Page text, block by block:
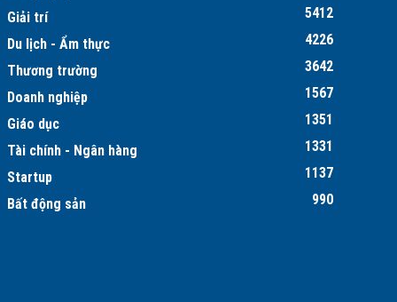
Giải trí
5412
Du lịch - Ẩm thực
4226
Thương trường
3642
Doanh nghiệp
1567
Giáo dục
1351
Tài chính - Ngân hàng
1331
Startup
1137
Bất động sản
990